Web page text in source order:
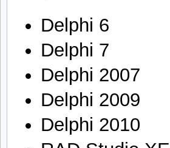
Delphi 6
Delphi 7
Delphi 2007
Delphi 2009
Delphi 2010